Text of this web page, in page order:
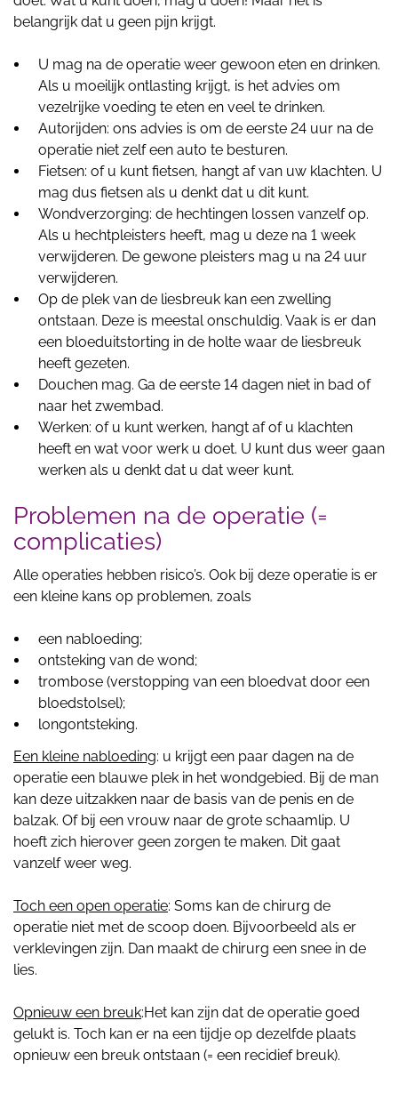
belangrijk dat u geen pijn krijgt.
U mag na de operatie weer gewoon eten en drinken.
Als u moeilijk ontlasting krijgt, is het advies om
vezelrijke voeding te eten en veel te drinken.
Autorijden: ons advies is om de eerste 24 uur na de
operatie niet zelf een auto te besturen.
Fietsen: of u kunt fietsen, hangt af van uw klachten. U
mag dus fietsen als u denkt dat u dit kunt.
Wondverzorging: de hechtingen lossen vanzelf op.
Als u hechtpleisters heeft, mag u deze na 1 week
verwijderen. De gewone pleisters mag u na 24 uur
verwijderen.
Op de plek van de liesbreuk kan een zwelling
ontstaan. Deze is meestal onschuldig. Vaak is er dan
een bloeduitstorting in de holte waar de liesbreuk
heeft gezeten.
Douchen mag. Ga de eerste 14 dagen niet in bad of
naar het zwembad.
Werken: of u kunt werken, hangt af of u klachten
heeft en wat voor werk u doet. U kunt dus weer gaan
werken als u denkt dat u dat weer kunt.
Problemen na de operatie (=
complicaties)
Alle operaties hebben risico’s. Ook bij deze operatie is er
een kleine kans op problemen, zoals
een nabloeding;
ontsteking van de wond;
trombose (verstopping van een bloedvat door een
bloedstolsel);
longontsteking.
Een kleine nabloeding: u krijgt een paar dagen na de
operatie een blauwe plek in het wondgebied. Bij de man
kan deze uitzakken naar de basis van de penis en de
balzak. Of bij een vrouw naar de grote schaamlip. U
hoeft zich hierover geen zorgen te maken. Dit gaat
vanzelf weer weg.
Toch een open operatie: Soms kan de chirurg de
operatie niet met de scoop doen. Bijvoorbeeld als er
verklevingen zijn. Dan maakt de chirurg een snee in de
lies.
Opnieuw een breuk:Het kan zijn dat de operatie goed
gelukt is. Toch kan er na een tijdje op dezelfde plaats
opnieuw een breuk ontstaan (= een recidief breuk).